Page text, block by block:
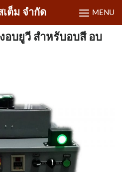
ต็ม จำกัด MENU
งอบยูวี สำหรับอบสี อบ